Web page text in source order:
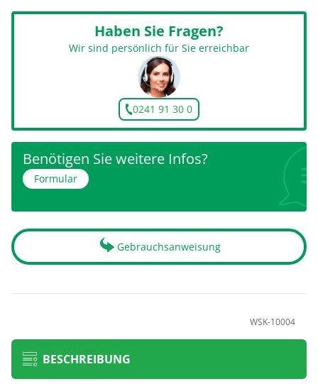
Haben Sie Fragen?
Wir sind persönlich für Sie erreichbar
0241 91 30 0
Benötigen Sie weitere Infos?
Formular
Gebrauchsanweisung
WSK-10004
BESCHREIBUNG